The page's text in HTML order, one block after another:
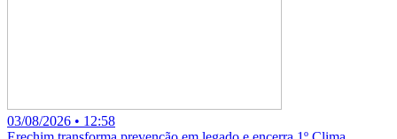
03/08/2026 • 12:58